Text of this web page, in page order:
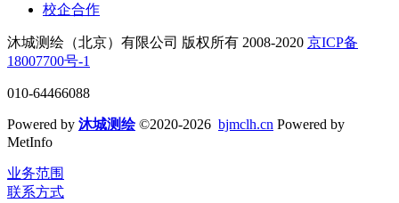
校企合作
沐城测绘（北京）有限公司 版权所有 2008-2020 京ICP备
18007700号-1
010-64466088
Powered by 沐城测绘 ©2020-2026 bjmclh.cn Powered by
MetInfo
业务范围
联系方式